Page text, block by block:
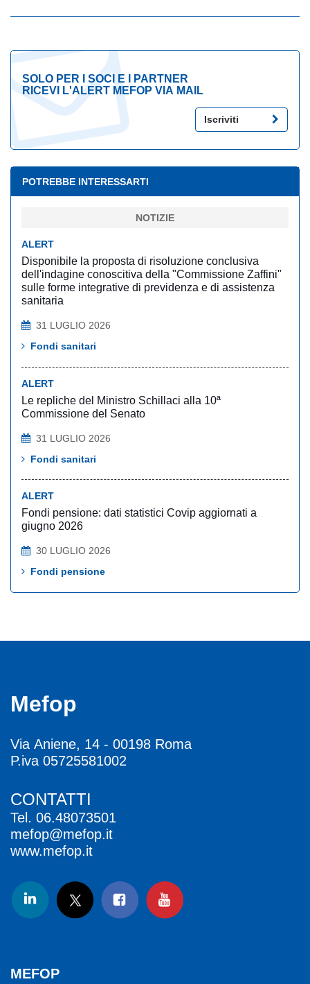
SOLO PER I SOCI E I PARTNER
RICEVI L'ALERT MEFOP VIA MAIL
Iscriviti
POTREBBE INTERESSARTI
NOTIZIE
ALERT
Disponibile la proposta di risoluzione conclusiva
dell'indagine conoscitiva della "Commissione Zaffini"
sulle forme integrative di previdenza e di assistenza
sanitaria
31 LUGLIO 2026
Fondi sanitari
ALERT
Le repliche del Ministro Schillaci alla 10ª
Commissione del Senato
31 LUGLIO 2026
Fondi sanitari
ALERT
Fondi pensione: dati statistici Covip aggiornati a
giugno 2026
30 LUGLIO 2026
Fondi pensione
Mefop
Via Aniene, 14 - 00198 Roma
P.iva 05725581002
CONTATTI
Tel. 06.48073501
mefop@mefop.it
www.mefop.it
MEFOP